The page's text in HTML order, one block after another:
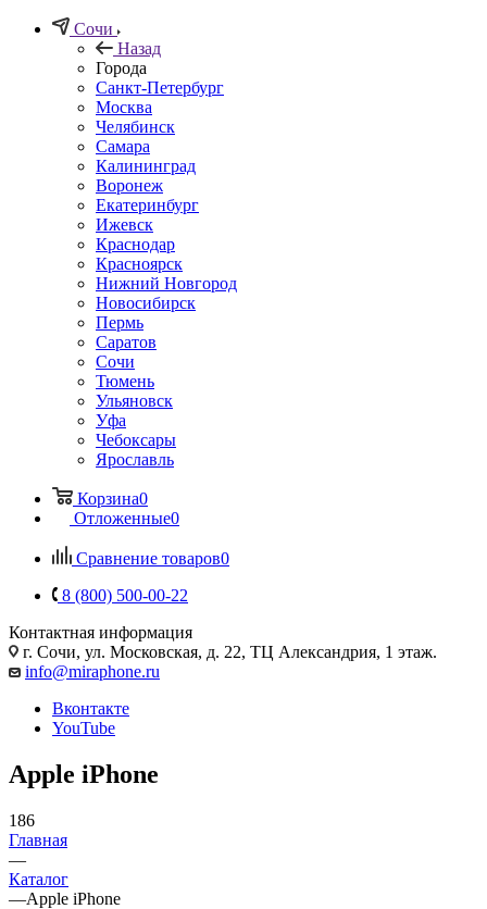
Сочи
Назад
Города
Санкт-Петербург
Москва
Челябинск
Самара
Калининград
Воронеж
Екатеринбург
Ижевск
Краснодар
Красноярск
Нижний Новгород
Новосибирск
Пермь
Саратов
Сочи
Тюмень
Ульяновск
Уфа
Чебоксары
Ярославль
Корзина0
Отложенные0
Сравнение товаров0
8 (800) 500-00-22
Контактная информация
г. Сочи, ул. Московская, д. 22, ТЦ Александрия, 1 этаж.
info@miraphone.ru
Вконтакте
YouTube
Apple iPhone
186
Главная
—
Каталог
—Apple iPhone